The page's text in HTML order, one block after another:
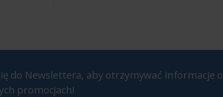
do Newslettera, aby otrzymywać informacje o
promocjach!